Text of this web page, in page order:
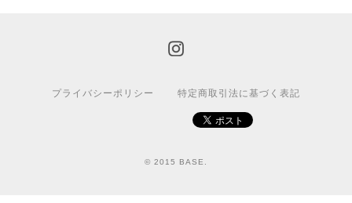
プライバシーポリシー 特定商取引法に基づく表記
© 2015 BASE.